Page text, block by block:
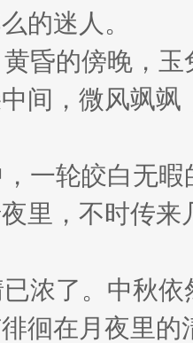
的迷人。
昏的傍晚，
间，微风飒
一轮皎白无
里，不时传
浓了。中秋
徊在月夜里